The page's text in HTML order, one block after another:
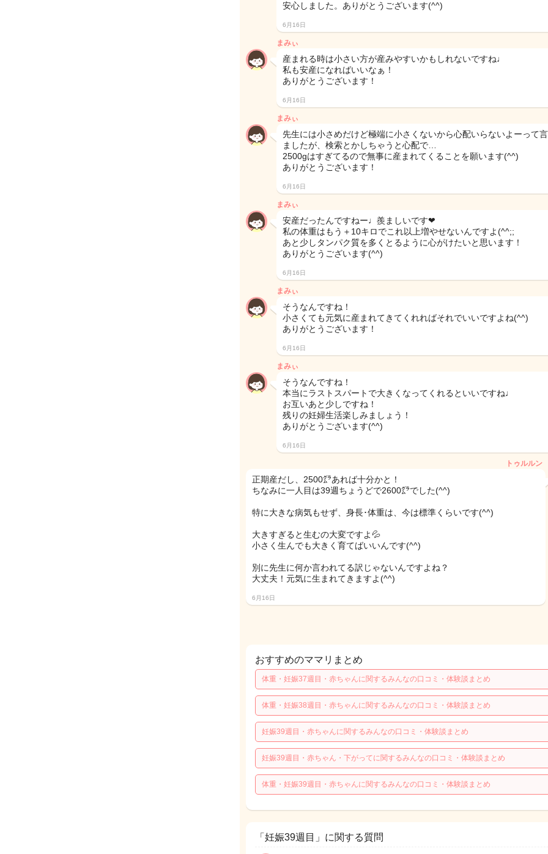
安心しました。ありがとうございます(^^)
6月16日
まみぃ
産まれる時は小さい方が産みやすいかもしれないですね♩
私も安産になればいいなぁ！
ありがとうございます！
6月16日
まみぃ
先生には小さめだけど極端に小さくないから心配いらないよーって
ましたが、検索とかしちゃうと心配で…
2500gはすぎてるので無事に産まれてくることを願います(^^)
ありがとうございます！
6月16日
まみぃ
安産だったんですねー♩羨ましいです❤︎
私の体重はもう＋10キロでこれ以上増やせないんですよ(^^;;
あと少しタンパク質を多くとるように心がけたいと思います！
ありがとうございます(^^)
6月16日
まみぃ
そうなんですね！
小さくても元気に産まれてきてくれればそれでいいですよね(^^)
ありがとうございます！
6月16日
まみぃ
そうなんですね！
本当にラストスパートで大きくなってくれるといいですね♩
お互いあと少しですね！
残りの妊婦生活楽しみましょう！
ありがとうございます(^^)
6月16日
トゥルルン
正期産だし、2500㌘あれば十分かと！
ちなみに一人目は39週ちょうどで2600㌘でした(^^)
特に大きな病気もせず、身長･体重は、今は標準くらいです(^^)
大きすぎると生むの大変ですよ💦
小さく生んでも大きく育てばいいんです(^^)
別に先生に何か言われてる訳じゃないんですよね？
大丈夫！元気に生まれてきますよ(^^)
6月16日
おすすめのママリまとめ
体重・妊娠37週目・赤ちゃんに関するみんなの口コミ・体験談まとめ
体重・妊娠38週目・赤ちゃんに関するみんなの口コミ・体験談まとめ
妊娠39週目・赤ちゃんに関するみんなの口コミ・体験談まとめ
妊娠39週目・赤ちゃん・下がってに関するみんなの口コミ・体験談まとめ
体重・妊娠39週目・赤ちゃんに関するみんなの口コミ・体験談まとめ
「妊娠39週目」に関する質問